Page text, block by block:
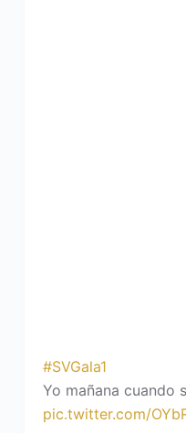
#SVGala1
Yo mañana cuando
pic.twitter.com/